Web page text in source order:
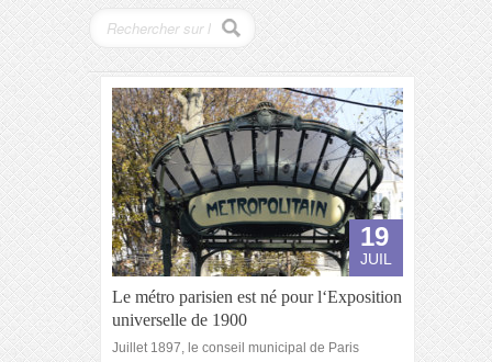
19
JUIL
Le métro parisien est né pour l‘Exposition
universelle de 1900
Juillet 1897, le conseil municipal de Paris